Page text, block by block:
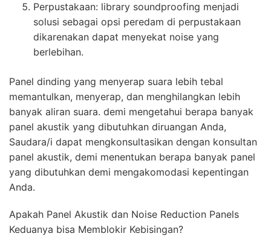
Perpustakaan: library soundproofing menjadi
solusi sebagai opsi peredam di perpustakaan
dikarenakan dapat menyekat noise yang
berlebihan.
Panel dinding yang menyerap suara lebih tebal
memantulkan, menyerap, dan menghilangkan lebih
banyak aliran suara. demi mengetahui berapa banyak
panel akustik yang dibutuhkan diruangan Anda,
Saudara/i dapat mengkonsultasikan dengan konsultan
panel akustik, demi menentukan berapa banyak panel
yang dibutuhkan demi mengakomodasi kepentingan
Anda.
Apakah Panel Akustik dan Noise Reduction Panels
Keduanya bisa Memblokir Kebisingan?